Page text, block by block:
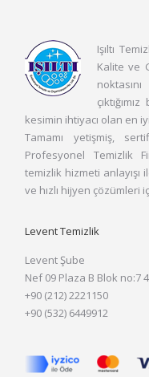
Işıltı
Kalite ve
kesimin ihtiyacı olan en
Tamamı yetişmiş,
Profesyonel Temizlik
temizlik hizmeti
ve hızlı hijyen çözümleri
Levent Temizlik
Levent Şube
Nef 09 Plaza B Blok no:7
+90 (212) 2221150
+90 (532) 6449912